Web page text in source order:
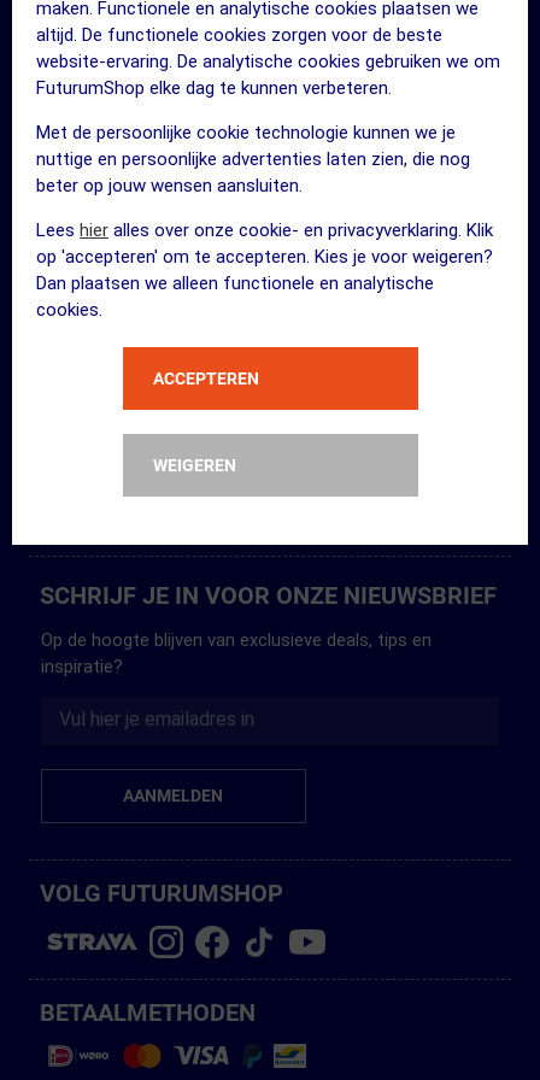
maken. Functionele en analytische cookies plaatsen we
altijd. De functionele cookies zorgen voor de beste
website-ervaring. De analytische cookies gebruiken we om
FuturumShop elke dag te kunnen verbeteren.
Met de persoonlijke cookie technologie kunnen we je
nuttige en persoonlijke advertenties laten zien, die nog
beter op jouw wensen aansluiten.
Lees hier alles over onze cookie- en privacyverklaring. Klik
op 'accepteren' om te accepteren. Kies je voor weigeren?
Dan plaatsen we alleen functionele en analytische
cookies.
ACCEPTEREN
WEIGEREN
Werken bij FuturumShop
Blog
Mijn account
Bezoek een FuturumClub
FUTURUM Internationale website
KLANTENSERVICE
0031 55 - 533 98 33
Openingstijden klantenservice:
Maandag t/m vrijdag
11:00 - 19:00 uur
SCHRIJF JE IN VOOR ONZE NIEUWSBRIEF
Op de hoogte blijven van exclusieve deals, tips en
inspiratie?
AANMELDEN
VOLG FUTURUMSHOP
BETAALMETHODEN